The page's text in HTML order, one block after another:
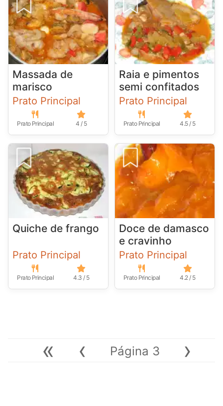
Massada de
marisco
Prato Principal
Prato Principal 4 / 5
Raia e pimentos
semi confitados
Prato Principal
Prato Principal 4.5 / 5
Quiche de frango
Prato Principal
Prato Principal 4.3 / 5
Doce de damasco
e cravinho
Prato Principal
Prato Principal 4.2 / 5
« ‹ Página 3 ›